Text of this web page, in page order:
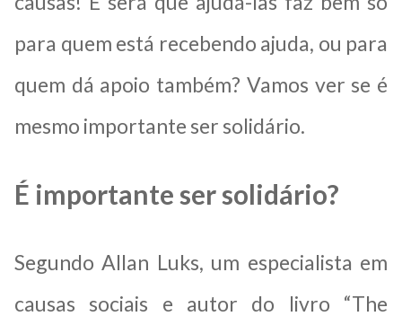
para quem está recebendo ajuda, ou para
quem dá apoio também? Vamos ver se é
mesmo importante ser solidário.
É importante ser solidário?
Segundo Allan Luks, um especialista em
causas sociais e autor do livro “The